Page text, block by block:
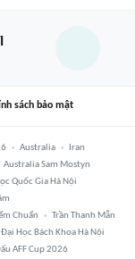
sách bảo mật
Australia
Iran
Australia Sam Mostyn
Quốc Gia Hà Nội
Chuẩn
Trần Thanh Mẫn
Đại Học Bách Khoa Hà Nội
AFF Cup 2026